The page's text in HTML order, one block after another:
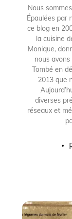
Nous
Épaulées par
ce blog en
la cuisine
Monique,
nous
Tombé en
2013 que
diverses
réseaux et